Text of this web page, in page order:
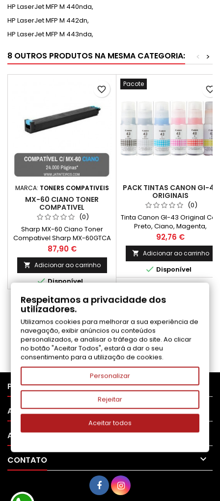
HP LaserJet MFP M 440nda,
HP LaserJet MFP M 442dn,
HP LaserJet MFP M 443nda,
8 OUTROS PRODUTOS NA MESMA CATEGORIA: >
<
MARCA: TONERS COMPATIVEIS
MX-60 CIANO TONER
COMPATIVEL
(0)
Sharp MX-60 Ciano Toner
Compativel Sharp MX-60GTCA
Capacidade: 24.000 Páginas*
Preço
87,90 €
 Adicionar ao carrinho
Disponível
favorite_border
Pacote
PACK TINTAS CANON GI-43
ORIGINAIS
(0)
Tinta Canon GI-43 Original Cor:
Preto, Ciano, Magenta,
Amarelo, Vermelho e Cinza
Capacidade: 3800 Páginas*
*Rendimento médio de
páginas: (Média com base na
norma ISO/IEC 24711 e
impressão contínua. O
consideravelmente com base
no conteúdo das páginas
Preço
92,76 €
 Adicionar ao carrinho
 Disponível
favorite_border
COMENTÁRIOS (0)
Seja o primeiro a fazer uma avaliação
PRODUTOS 
APOIO AO CLIENTE 
A SUA CONTA 
CONTATO 
Respeitamos a privacidade dos
utilizadores.
Utilizamos cookies para melhorar a sua experiência de
navegação, exibir anúncios ou conteúdos
personalizados, e analisar o tráfego do site. Ao clicar
no botão "Aceitar Todos", estará a dar o seu
consentimento para a utilização de cookies.
Personalizar
Rejeitar
Aceitar todos